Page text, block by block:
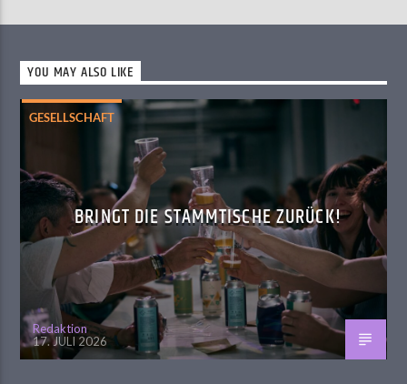
YOU MAY ALSO LIKE
GESELLSCHAFT
BRINGT DIE STAMMTISCHE ZURÜCK!
Redaktion
17. JULI 2026